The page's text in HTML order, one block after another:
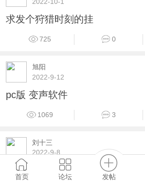
求发个狩猎时刻的挂
725 0
旭阳
2022-9-12
pc版 变声软件
1069 3
刘十三
2022-9-8
求个地下城堡3的修改啊带佬
首页 论坛 发帖